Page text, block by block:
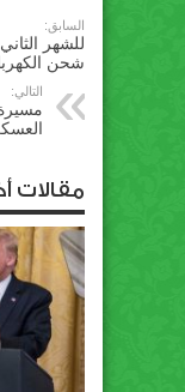
السابق:
للشهر
شحن
التالي:
مقالات